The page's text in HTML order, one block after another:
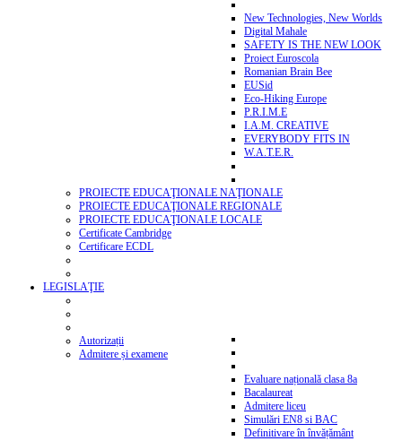
New Technologies, New Worlds
Digital Mahale
SAFETY IS THE NEW LOOK
Proiect Euroscola
Romanian Brain Bee
EUSid
Eco-Hiking Europe
P.R.I.M.E
I.A.M. CREATIVE
EVERYBODY FITS IN
W.A.T.E.R.
PROIECTE EDUCAŢIONALE NAŢIONALE
PROIECTE EDUCAŢIONALE REGIONALE
PROIECTE EDUCAŢIONALE LOCALE
Certificate Cambridge
Certificare ECDL
LEGISLAŢIE
Autorizații
Admitere și examene
Evaluare națională clasa 8a
Bacalaureat
Admitere liceu
Simulări EN8 si BAC
Definitivare în învățământ